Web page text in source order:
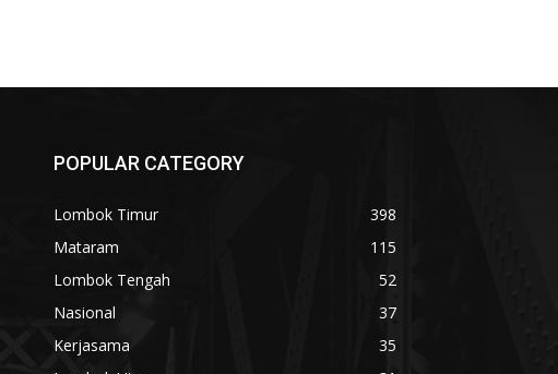
POPULAR CATEGORY
Lombok Timur
398
Mataram
115
Lombok Tengah
52
Nasional
37
Kerjasama
35